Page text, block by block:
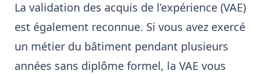
La validation des acquis de l’expérience (VAE)
est également reconnue. Si vous avez exercé
un métier du bâtiment pendant plusieurs
années sans diplôme formel, la VAE vous